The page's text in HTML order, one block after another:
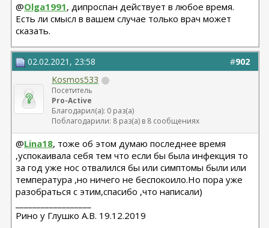
@Olga1991, дипроспан действует в любое время.
Есть ли смысл в вашем случае только врач может
сказать.
#902
02.02.2021, 23:58
Kosmos533
Посетитель
Pro-Active
Благодарил(а): 0 раз(а)
Поблагодарили: 8 раз(а) в 8 сообщениях
@Lina18, тоже об этом думаю последнее время
,успокаивала себя тем что если бы была инфекция то
за год уже нос отвалился бы или симптомы были или
температура ,но ничего не беспокоило.Но пора уже
разобраться с этим,спасибо ,что написали)
Рино у Глушко А.В. 19.12.2019